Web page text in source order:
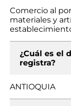
Comercio al
materiales y
¿Cuál es el
registra?
ANTIOQUIA